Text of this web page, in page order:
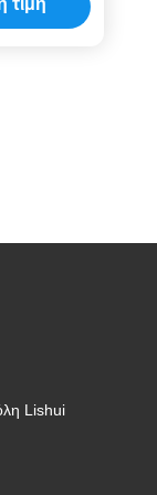
τιμή
Lishui